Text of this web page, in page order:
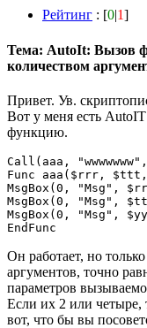
Рейтинг : [0|1]
Тема: AutoIt: Вызов
количеством
Привет. Ув.
Вот у меня есть
функцию.
Call(aaa,
Func aaa($rrr, $ttt,
MsgBox(0, "Msg",
MsgBox(0, "Msg",
MsgBox(0, "Msg",
Он работает, но
аргументов, точно
параметров
Если их 2 или четыре,
вот, что бы вы